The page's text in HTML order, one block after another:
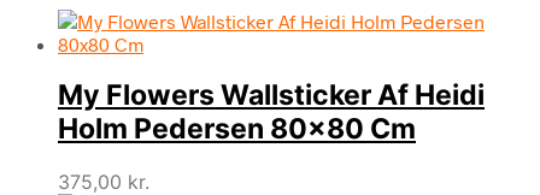
My Flowers Wallsticker Af Heidi
Holm Pedersen 80×80 Cm
375,00 kr.